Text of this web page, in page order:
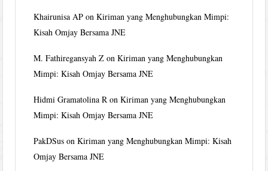
Khairunisa AP onKiriman yang Menghubungkan Mimpi:
Kisah Omjay Bersama JNE
M. Fathiregansyah Z onKiriman yang Menghubungkan
Mimpi: Kisah Omjay Bersama JNE
Hidmi Gramatolina R onKiriman yang Menghubungkan
Mimpi: Kisah Omjay Bersama JNE
PakDSus onKiriman yang Menghubungkan Mimpi: Kisah
Omjay Bersama JNE